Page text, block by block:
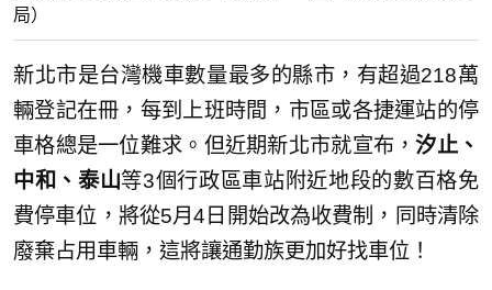
局）
新北市是台灣機車數量最多的縣市，有超過218萬
輛登記在冊，每到上班時間，市區或各捷運站的停
車格總是一位難求。但近期新北市就宣布，汐止、
中和、泰山等3個行政區車站附近地段的數百格免
費停車位，將從5月4日開始改為收費制，同時清除
廢棄占用車輛，這將讓通勤族更加好找車位！